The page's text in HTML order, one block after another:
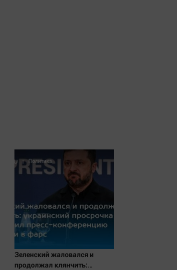
Зеленский жаловался и
продолжал клянчить: